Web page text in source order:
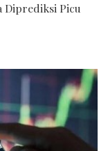
Diprediksi Picu